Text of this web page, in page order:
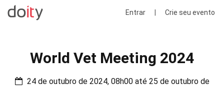
Entrar Crie seu evento
World Vet Meeting 2024
24 de outubro de 2024, 08h00 até 25 de outubro de